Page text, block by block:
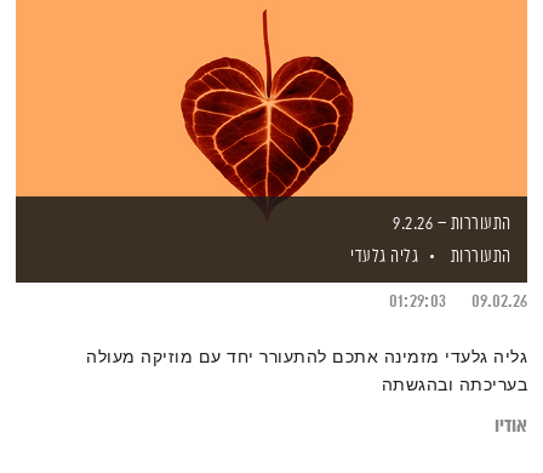
התעוררות – 9.2.26
התעוררות
גליה גלעדי
09.02.26
01:29:03
גליה גלעדי מזמינה אתכם להתעורר יחד עם מוזיקה מעולה
בעריכתה ובהגשתה
אודיו